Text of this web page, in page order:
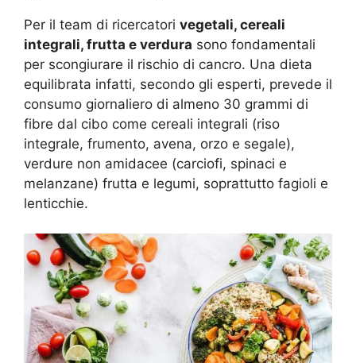
Per il team di ricercatori vegetali, cereali
integrali, frutta e verdura sono fondamentali
per scongiurare il rischio di cancro. Una dieta
equilibrata infatti, secondo gli esperti, prevede il
consumo giornaliero di almeno 30 grammi di
fibre dal cibo come cereali integrali (riso
integrale, frumento, avena, orzo e segale),
verdure non amidacee (carciofi, spinaci e
melanzane) frutta e legumi, soprattutto fagioli e
lenticchie.